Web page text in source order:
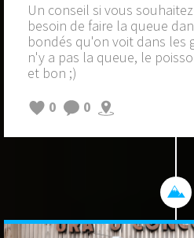
Un conseil si vous
besoin de faire la queue
bondés qu'on voit dans les
n'y a pas la queue, le
et bon ;)
0
0